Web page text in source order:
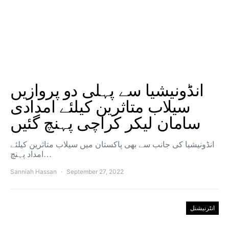
انڈونیشیا سے پہلی دو پروازیں
سیلاب متاثرین کیلئے امدادی
سامان لیکر کراچی پہنچ گئیں
انڈونیشیا کی جانب سے بھی پاکستان میں سیلاب متاثرین کیلئے
امداد پہنچ…
Sanniah Hassan September 27, 2022
انٹرنیشنل